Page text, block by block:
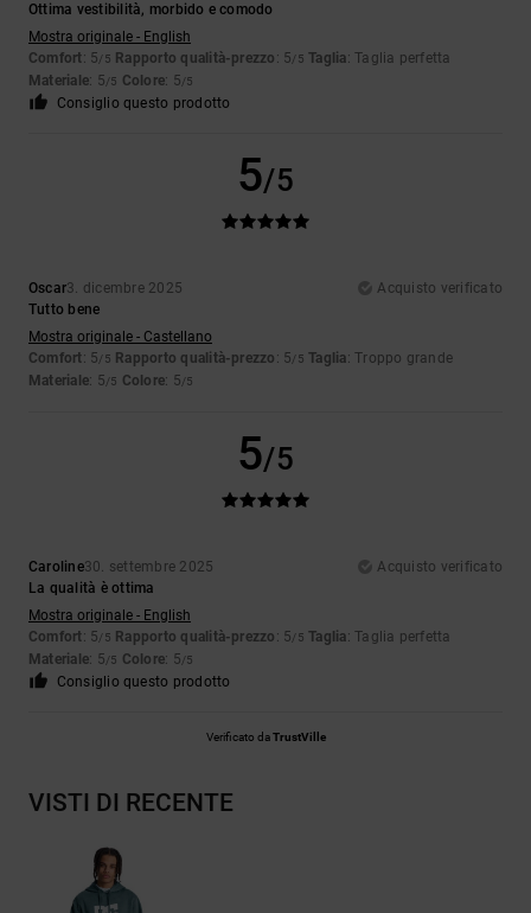
Ottima vestibilità, morbido e comodo
Mostra originale - English
Comfort: 5/5 Rapporto qualità-prezzo : 5/5 Taglia: Taglia perfetta
Materiale: 5/5 Colore: 5/5
Consiglio questo prodotto
5/5
Oscar3. dicembre 2025
Acquisto verificato
Tutto bene
Mostra originale - Castellano
Comfort: 5/5 Rapporto qualità-prezzo : 5/5 Taglia: Troppo grande
Materiale: 5/5 Colore: 5/5
5/5
Caroline30. settembre 2025
Acquisto verificato
La qualità è ottima
Mostra originale - English
Comfort: 5/5 Rapporto qualità-prezzo : 5/5 Taglia: Taglia perfetta
Materiale: 5/5 Colore: 5/5
Consiglio questo prodotto
Verificato daTrustVille
VISTI DI RECENTE